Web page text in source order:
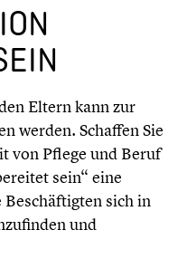
Eltern kann zur
werden. Schaffen Sie
von Pflege und Beruf
sein“ eine
sich in
und